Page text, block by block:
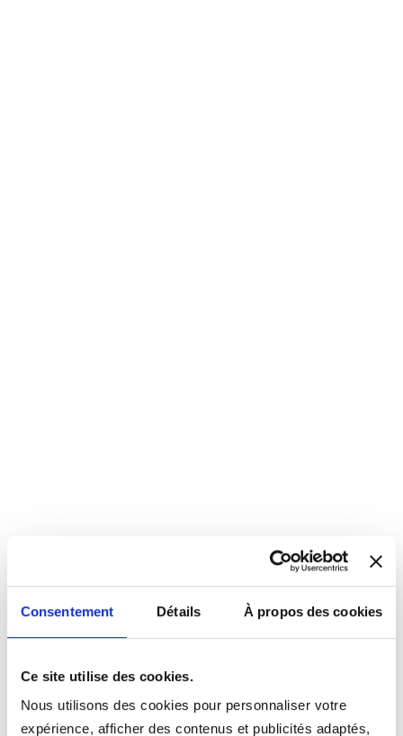
Consentement Détails À propos des cookies
Ce site utilise des cookies.
Nous utilisons des cookies pour personnaliser votre
expérience, afficher des contenus et publicités adaptés,